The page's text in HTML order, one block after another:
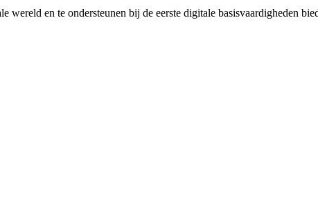
wereld en te ondersteunen bij de eerste digitale basisvaardigheden